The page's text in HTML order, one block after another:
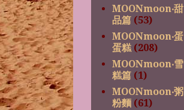
MOONmoon‧甜
品篇 (53)
MOONmoon‧蛋
蛋糕 (208)
MOONmoon‧雪
糕篇 (1)
MOONmoon‧粥
粉麵 (61)